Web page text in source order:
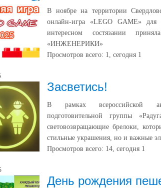
В ноябре на территории
онлайн‑игра «LEGO GAME» для
интересном состязании
«ИНЖЕНЕРИКИ»
Просмотров всего: 1, сегодня 1
Засветись!
В рамках всероссийской
подготовительной группы
световозвращающие брелоки,
стильные украшения, но и важные
Просмотров всего: 14, сегодня 1
День рождения